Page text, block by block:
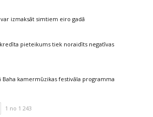
var izmaksāt simtiem eiro gadā
pieteikums tiek noraidīts negatīvas
Baha kamermūzikas festivāla programma
1 no 1 243